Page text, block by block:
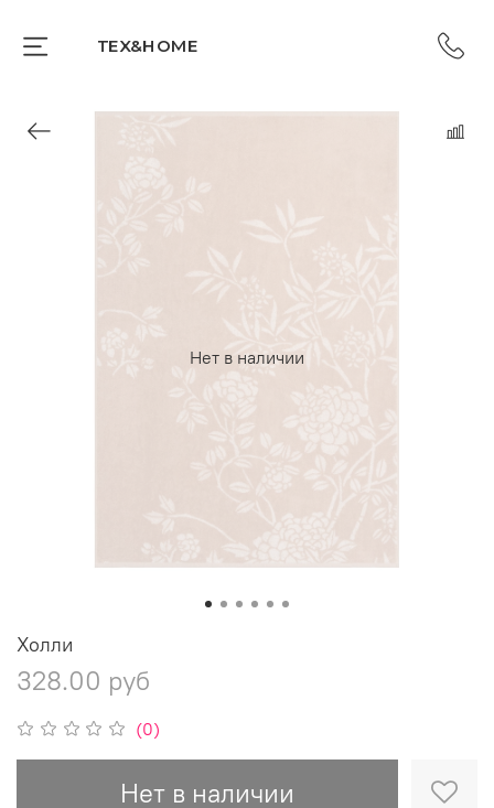
TEX&HOME
Нет в наличии
(0)
Холли
328.00 руб
Нет в наличии